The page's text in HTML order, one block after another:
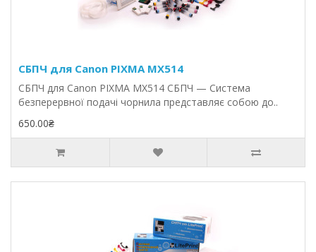
СБПЧ для Canon PIXMA MX514
СБПЧ для Canon PIXMA MX514 СБПЧ — Система
безперервної подачі чорнила представляє собою до..
650.00₴